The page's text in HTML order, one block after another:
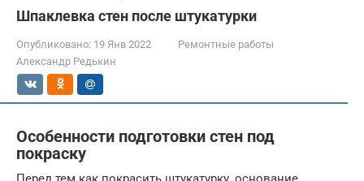
Шпаклевка стен после штукатурки
Опубликовано: 19 Янв 2022
Ремонтные работы
Александр Редькин
Особенности подготовки стен под
покраску